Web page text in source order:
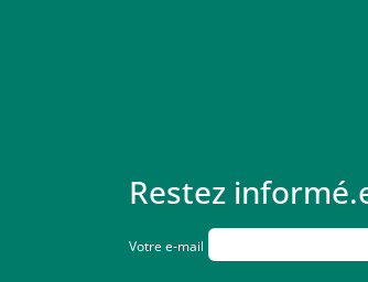
Restez
Votre e-mail